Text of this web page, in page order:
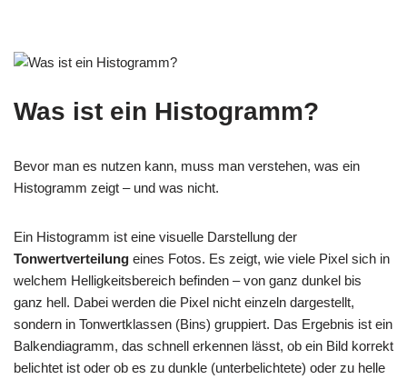
Was ist ein Histogramm?
Bevor man es nutzen kann, muss man verstehen, was ein
Histogramm zeigt – und was nicht.
Ein Histogramm ist eine visuelle Darstellung der
Tonwertverteilung eines Fotos. Es zeigt, wie viele Pixel sich in
welchem Helligkeitsbereich befinden – von ganz dunkel bis
ganz hell. Dabei werden die Pixel nicht einzeln dargestellt,
sondern in Tonwertklassen (Bins) gruppiert. Das Ergebnis ist ein
Balkendiagramm, das schnell erkennen lässt, ob ein Bild korrekt
belichtet ist oder ob es zu dunkle (unterbelichtete) oder zu helle